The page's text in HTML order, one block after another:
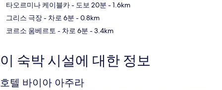
타오르미나 케이블카- 도보 20분 - 1.6km
그리스 극장- 차로 6분 - 0.8km
코르소 움베르토 - 차로 6분 - 3.4km
이 숙박 시설에 대한 정보
호텔 바이아 아주라